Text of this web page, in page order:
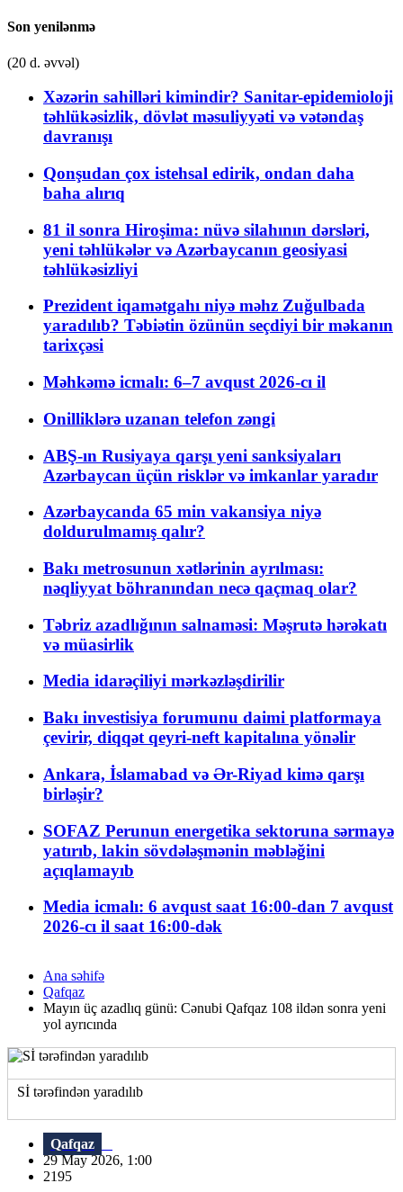
Son yenilənmə
(20 d. əvvəl)
Xəzərin sahilləri kimindir? Sanitar-epidemioloji
təhlükəsizlik, dövlət məsuliyyəti və vətəndaş
davranışı
Qonşudan çox istehsal edirik, ondan daha
baha alırıq
81 il sonra Hiroşima: nüvə silahının dərsləri,
yeni təhlükələr və Azərbaycanın geosiyasi
təhlükəsizliyi
Prezident iqamətgahı niyə məhz Zuğulbada
yaradılıb? Təbiətin özünün seçdiyi bir məkanın
tarixçəsi
Məhkəmə icmalı: 6–7 avqust 2026-cı il
Onilliklərə uzanan telefon zəngi
ABŞ-ın Rusiyaya qarşı yeni sanksiyaları
Azərbaycan üçün risklər və imkanlar yaradır
Azərbaycanda 65 min vakansiya niyə
doldurulmamış qalır?
Bakı metrosunun xətlərinin ayrılması:
nəqliyyat böhranından necə qaçmaq olar?
Təbriz azadlığının salnaməsi: Məşrutə hərəkatı
və müasirlik
Media idarəçiliyi mərkəzləşdirilir
Bakı investisiya forumunu daimi platformaya
çevirir, diqqət qeyri-neft kapitalına yönəlir
Ankara, İslamabad və Ər-Riyad kimə qarşı
birləşir?
SOFAZ Perunun energetika sektoruna sərmayə
yatırıb, lakin sövdələşmənin məbləğini
açıqlamayıb
Media icmalı: 6 avqust saat 16:00-dan 7 avqust
2026-cı il saat 16:00-dək
Ana səhifə
Qafqaz
Mayın üç azadlıq günü: Cənubi Qafqaz 108 ildən sonra yeni
yol ayrıcında
Sİ tərəfindən yaradılıb
Qafqaz
29 May 2026, 1:00
2195